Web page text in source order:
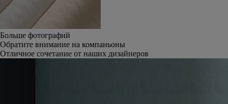
Больше фотографий
Обратите внимание на компаньоны
Отличное сочетание от наших дизайнеров